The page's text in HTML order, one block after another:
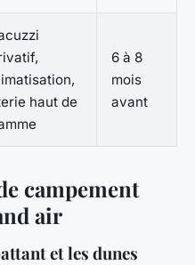
haut de
6 à 8
mois
avant
campement
air
et les dunes